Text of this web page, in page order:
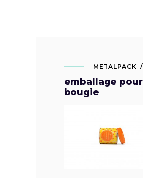
METALPACK
emballage pour
bougie